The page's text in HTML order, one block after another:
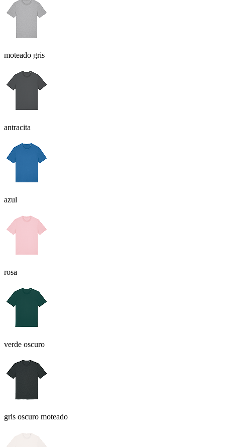
moteado gris
antracita
azul
rosa
verde oscuro
gris oscuro moteado